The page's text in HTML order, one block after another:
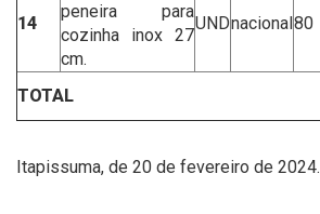
14
peneira para
cozinha inox 27
cm.
UNDnacional80
TOTAL
Itapissuma, de 20 de fevereiro de 2024.